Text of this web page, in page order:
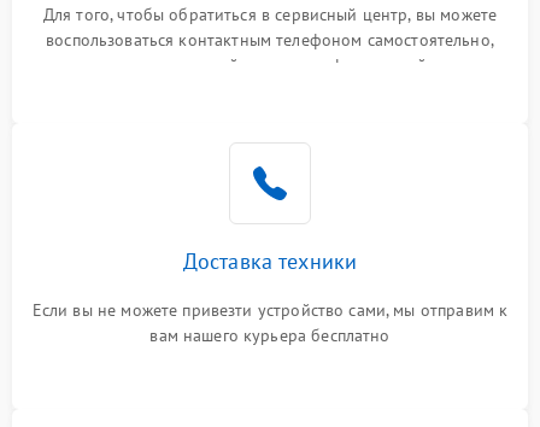
Для того, чтобы обратиться в сервисный центр, вы можете
воспользоваться контактным телефоном самостоятельно,
или оставить свой номер телефона на сайте
Доставка техники
Если вы не можете привезти устройство сами, мы отправим к
вам нашего курьера бесплатно